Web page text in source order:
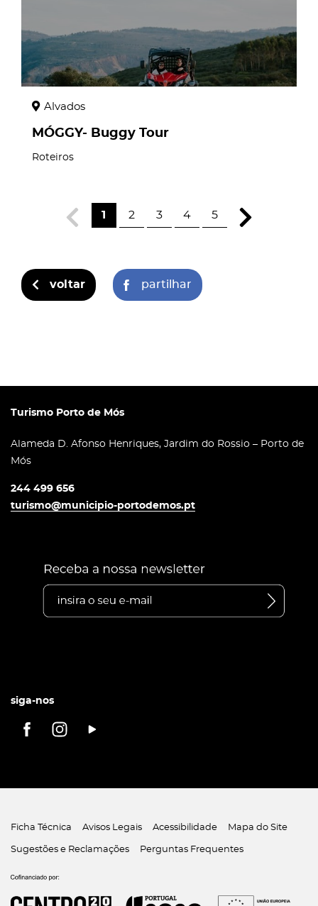
Alvados
MÓGGY- Buggy Tour
Roteiros
1 2 3 4 5
voltar partilhar
Turismo Porto de Mós
Alameda D. Afonso Henriques, Jardim do Rossio – Porto de
Mós
244 499 656
turismo@municipio-portodemos.pt
siga-nos
Ficha Técnica Avisos Legais Acessibilidade Mapa do Site
Sugestões e Reclamações Perguntas Frequentes